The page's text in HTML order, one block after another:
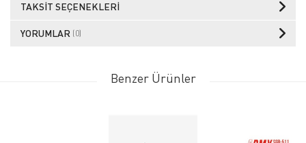
TAKSIT SEÇENEKLERI
YORUMLAR (0)
Benzer Ürünler